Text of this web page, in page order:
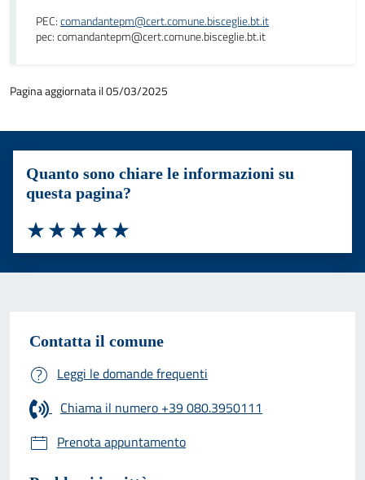
PEC:comandantepm@cert.comune.bisceglie.bt.it
pec: comandantepm@cert.comune.bisceglie.bt.it
Pagina aggiornata il 05/03/2025
Quanto sono chiare le informazioni su
questa pagina?
Valuta 5 stelle su 5
Valuta 4 stelle su 5
Valuta 3 stelle su 5
Valuta 2 stelle su 5
Valuta 1 stelle su 5
Contatta il comune
Leggi le domande frequenti
Chiama il numero +39 080.3950111
Prenota appuntamento